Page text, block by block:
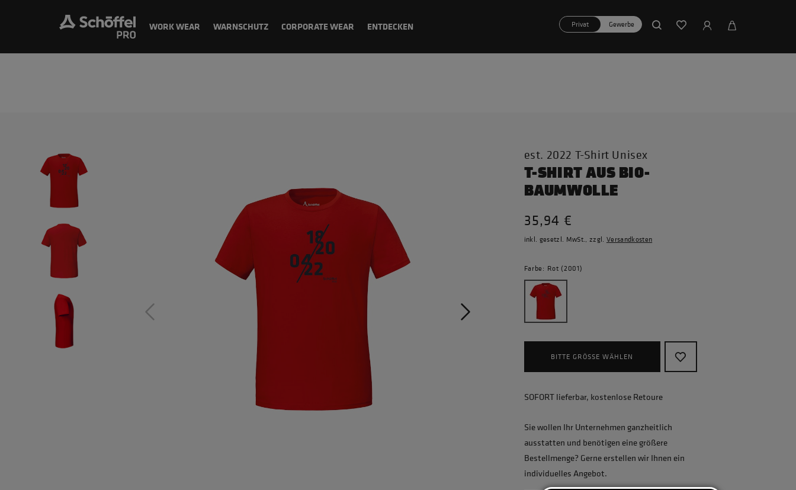
WORK WEAR WARNSCHUTZ CORPORATE WEAR ENTDECKEN Privat Gewerbe
est. 2022 T-Shirt Unisex
T-SHIRT AUS BIO-
BAUMWOLLE
35,94 €
inkl. gesetzl. MwSt., zzgl. Versandkosten
Farbe: Rot (2001)
BITTE GRÖSSE WÄHLEN
SOFORT lieferbar, kostenlose Retoure
Sie wollen Ihr Unternehmen ganzheitlich
ausstatten und benötigen eine größere
Bestellmenge? Gerne erstellen wir Ihnen ein
individuelles Angebot.